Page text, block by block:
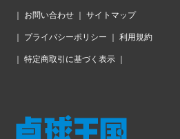
｜ お問い合わせ ｜ サイトマップ
｜ プライバシーポリシー ｜ 利用規約
｜ 特定商取引に基づく表示 ｜